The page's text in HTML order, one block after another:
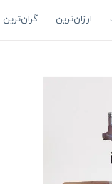
ارزان‌ترین گران‌ترین